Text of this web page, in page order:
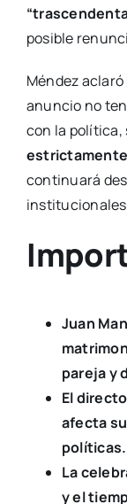
posible
Méndez
anuncio no
con la política,
continuará
Juan
pareja y
El
afecta
políticas.
La
y el